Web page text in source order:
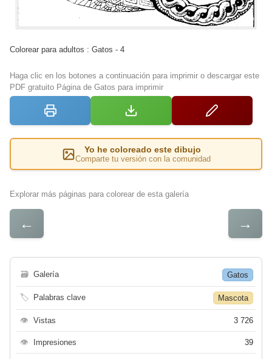
Colorear para adultos : Gatos - 4
Haga clic en los botones a continuación para imprimir o descargar este
PDF gratuito Página de Gatos para imprimir
Yo he coloreado este dibujo
Comparte tu versión con la comunidad
Explorar más páginas para colorear de esta galería
← →
🗃 Galería Gatos
🏷 Palabras clave Mascota
👁 Vistas 3 726
👁 Impresiones 39